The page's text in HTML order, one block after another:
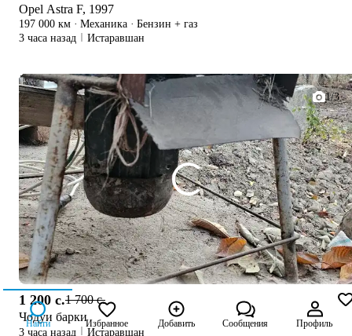
Opel Astra F, 1997
197 000 км · Механика · Бензин + газ
3 часа назад
Истаравшан
1/3
1 200 c.1 700 c.
Чодуи барки
3 часа назад Истаравшан
Найти Избранное Добавить Сообщения Профиль